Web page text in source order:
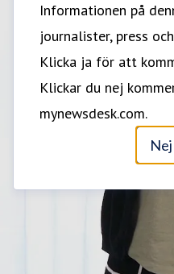
Informationen på
journalister, press
Klicka ja för att
Klickar du nej
mynewsdesk.com.
Nej